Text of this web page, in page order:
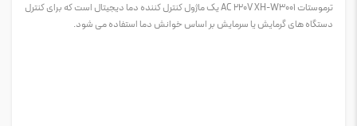
ترموستات AC 220V XH-W3001 یک ماژول کنترل کننده دما دیجیتال است که برای کنترل
دستگاه های گرمایش یا سرمایش بر اساس خوانش دما استفاده می شود.